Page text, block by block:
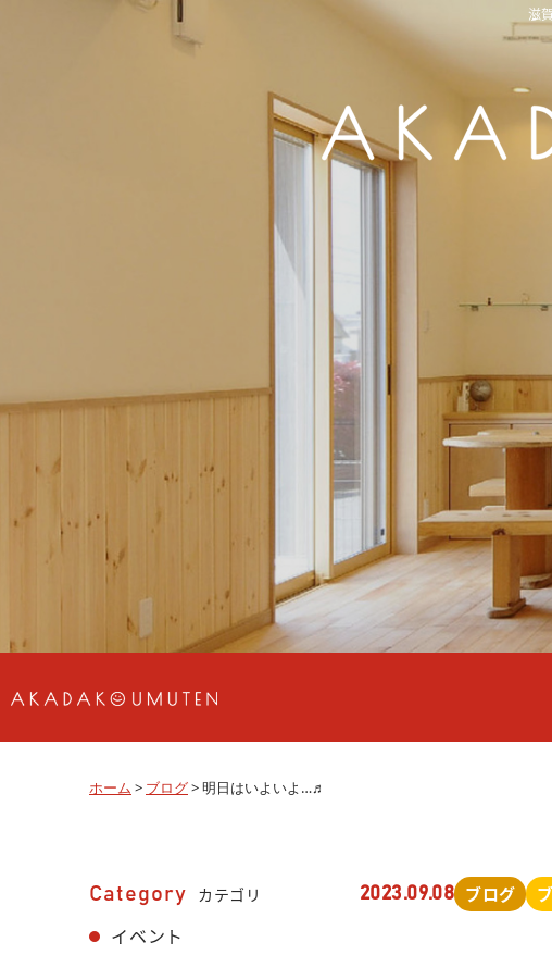
滋
ホーム > ブログ>明日はいよいよ…♬
Category カテゴリ
イベント
2023.09.08 ブログ